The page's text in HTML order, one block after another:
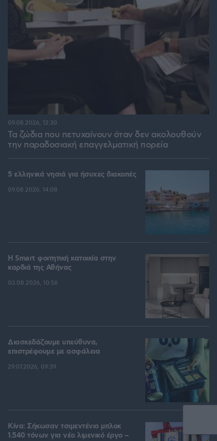
Τα ζώδια που πετυχαίνουν όταν δεν ακολουθούν
την παραδοσιακή επαγγελματική πορεία
09.08.2026, 12:30
5 ελληνικά νησιά για ήσυχες διακοπές
09.08.2026, 14:08
Η Smart φοιτητική κατοικία στην
καρδιά της Αθήνας
03.08.2026, 10:56
Διασκεδάζουμε υπεύθυνα,
επιστρέφουμε με ασφάλεια
29.07.2026, 09:39
Κίνα: Σήκωσαν τσιμεντένιο μπλοκ
1.540 τόνων για νέο λιμενικό έργο –